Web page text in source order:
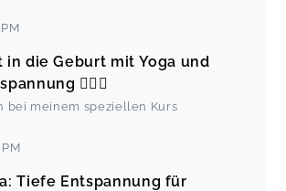
in die Geburt mit Yoga und
🧘‍♀️✨
bei meinem speziellen Kurs
Tiefe Entspannung für